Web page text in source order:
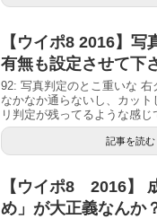
【ウイポ8 2016】写
有無も設定させて下
92: 写真判定のとこ重いな 右
なかなか通らないし、カット
リ判定が残ってるような感じ
記事を読む
【ウイポ8 2016】
め」が大正義なんか